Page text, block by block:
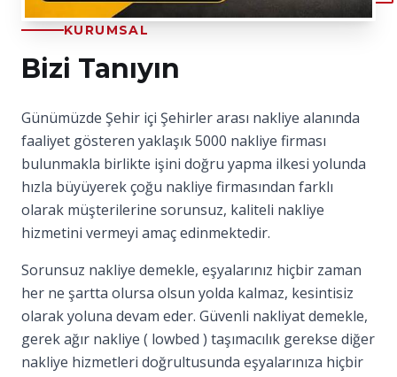
KURUMSAL
Bizi Tanıyın
Günümüzde Şehir içi Şehirler arası nakliye alanında
faaliyet gösteren yaklaşık 5000 nakliye firması
bulunmakla birlikte işini doğru yapma ilkesi yolunda
hızla büyüyerek çoğu nakliye firmasından farklı
olarak müşterilerine sorunsuz, kaliteli nakliye
hizmetini vermeyi amaç edinmektedir.
Sorunsuz nakliye demekle, eşyalarınız hiçbir zaman
her ne şartta olursa olsun yolda kalmaz, kesintisiz
olarak yoluna devam eder. Güvenli nakliyat demekle,
gerek ağır nakliye ( lowbed ) taşımacılık gerekse diğer
nakliye hizmetleri doğrultusunda eşyalarınıza hiçbir